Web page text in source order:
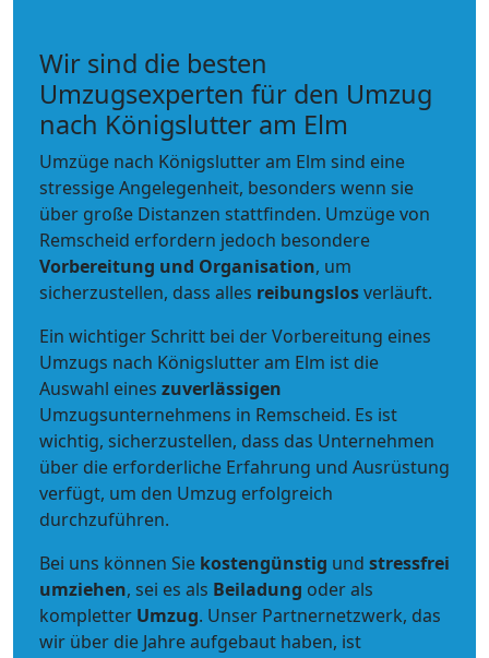
Wir sind die besten
Umzugsexperten für den Umzug
nach Königslutter am Elm
Umzüge nach Königslutter am Elm sind eine
stressige Angelegenheit, besonders wenn sie
über große Distanzen stattfinden. Umzüge von
Remscheid erfordern jedoch besondere
Vorbereitung und Organisation, um
sicherzustellen, dass alles reibungslosverläuft.
Ein wichtiger Schritt bei der Vorbereitung eines
Umzugs nach Königslutter am Elm ist die
Auswahl eines zuverlässigen
Umzugsunternehmens in Remscheid. Es ist
wichtig, sicherzustellen, dass das Unternehmen
über die erforderliche Erfahrung und Ausrüstung
verfügt, um den Umzug erfolgreich
durchzuführen.
Bei uns können Sie kostengünstig und stressfrei
umziehen, sei es als Beiladung oder als
kompletter Umzug. Unser Partnernetzwerk, das
wir über die Jahre aufgebaut haben, ist